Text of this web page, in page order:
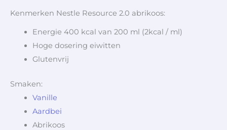
Kenmerken Nestle Resource 2.0 abrikoos:
Energie 400 kcal van 200 ml (2kcal / ml)
Hoge dosering eiwitten
Glutenvrij
Smaken:
Vanille
Aardbei
Abrikoos